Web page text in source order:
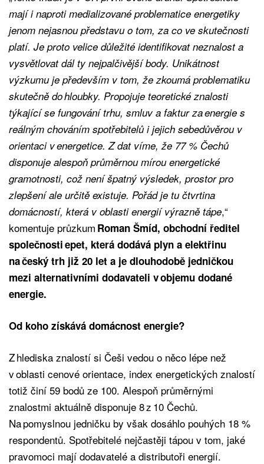
mají i naproti medializované problematice energetiky
jenom nejasnou představu o tom, za co ve skutečnosti
platí. Je proto velice důležité identifikovat neznalost a
vysvětlovat dál ty nejpalčivější body. Unikátnost
výzkumu je především v tom, že zkoumá problematiku
skutečně do hloubky. Propojuje teoretické znalosti
týkající se fungování trhu, smluv a faktur za energie s
reálným chováním spotřebitelů i jejich sebedůvěrou v
orientaci v energetice. Z dat víme, že 77 % Čechů
disponuje alespoň průměrnou mírou energetické
gramotnosti, což není špatný výsledek, prostor pro
zlepšení ale určitě existuje. Pořád je tu čtvrtina
domácností, která v oblasti energií výrazně tápe,“
komentuje průzkum Roman Šmíd, obchodní ředitel
společnosti epet, která dodává plyn a elektřinu
na český trh již 20 let a je dlouhodobě jedničkou
mezi alternativními dodavateli v objemu dodané
energie.
Od koho získává domácnost energie?
Z hlediska znalostí si Češi vedou o něco lépe než
v oblasti cenové orientace, index energetických znalostí
totiž činí 59 bodů ze 100. Alespoň průměrnými
znalostmi aktuálně disponuje 8 z 10 Čechů.
Na pomyslnou jedničku by však dosáhlo pouhých 18 %
respondentů. Spotřebitelé nejčastěji tápou v tom, jaké
pravomoci mají dodavatelé a distributoři energií.